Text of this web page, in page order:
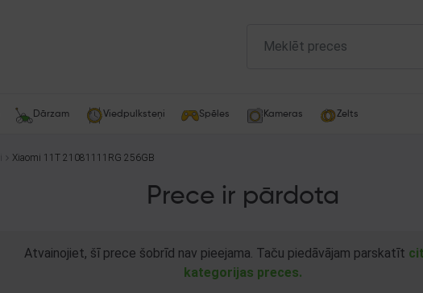
Dārzam Viedpulksteņi Spēles Kameras Zelts
Xiaomi 11T 21081111RG 256GB
Prece ir pārdota
Atvainojiet, šī prece šobrīd nav pieejama. Taču piedāvājam parskatīt
kategorijas preces.